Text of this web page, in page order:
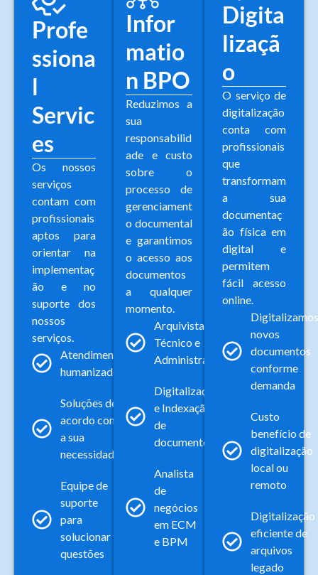
Profe
ssiona
l
Servic
es
Os nossos
serviços
contam com
profissionais
aptos para
orientar na
implementaç
ão e no
suporte dos
nossos
serviços.
Atendimento
humanizado
Soluções de
acordo com
a sua
necessidade
Equipe de
suporte
para
solucionar
questões
Infor
matio
n BPO
Reduzimos a
sua
responsabilid
ade e custo
sobre o
processo de
gerenciament
o documental
e garantimos
o acesso aos
documentos
a qualquer
momento.
Arquivista
Técnico e
Administrativo
Digitalização
e Indexação
de
documentos
Analista
de
negócios
em ECM
e BPM
Digita
lizaçã
o
O serviço de
digitalização
conta com
profissionais
que
transformam
a sua
documentaç
ão física em
digital e
permitem
fácil acesso
online.
novos
documentos
conforme
demanda​
Custo
benefício de
digitalização
local ou
remoto
Digitalização
eficiente de
arquivos
legado​